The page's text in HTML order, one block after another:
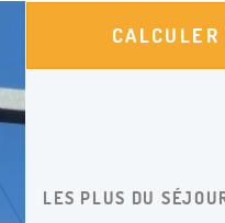
ENFANT
ADULTE
ET THÈMES
LES PLUS DU